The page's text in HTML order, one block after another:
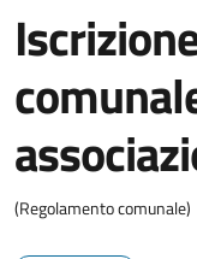
(Regolamento comunale)